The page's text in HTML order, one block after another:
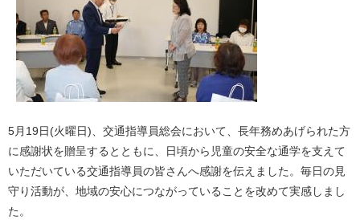
5月19日(火曜日)、交通指導員総会において、長年務めあげられた方
に感謝状を贈呈するとともに、日頃から児童の安全な通学を支えて
いただいている交通指導員の皆さんへ感謝を伝えました。毎日の見
守り活動が、地域の安心につながっていることを改めて実感しまし
た。